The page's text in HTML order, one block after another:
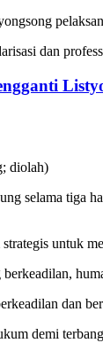
dan
selama tiga
untuk
dan
demi